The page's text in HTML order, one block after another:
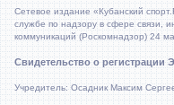
Сетевое издание «Кубанский
службе по надзору в сфере связи,
коммуникаций (Роскомнадзор) 24
Свидетельство о регистрации
Учредитель: Осадник Максим